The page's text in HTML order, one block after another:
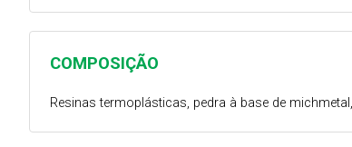
COMPOSIÇÃO
Resinas termoplásticas, pedra à base de